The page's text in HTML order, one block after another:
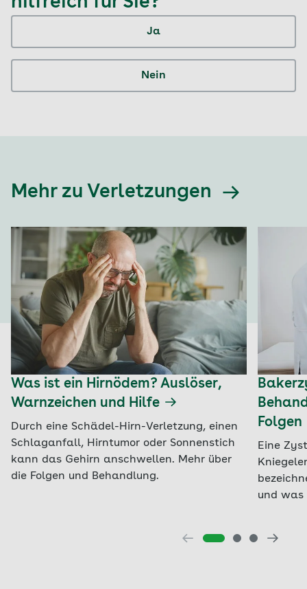
Ja
Nein
Mehr zu Verletzungen
Was ist ein Hirnödem? Auslöser,
Warnzeichen und Hilfe
Durch eine Schädel-Hirn-Verletzung, einen
Schlaganfall, Hirntumor oder Sonnenstich
kann das Gehirn anschwellen. Mehr über
die Folgen und Behandlung.
Folgen
Eine
und was